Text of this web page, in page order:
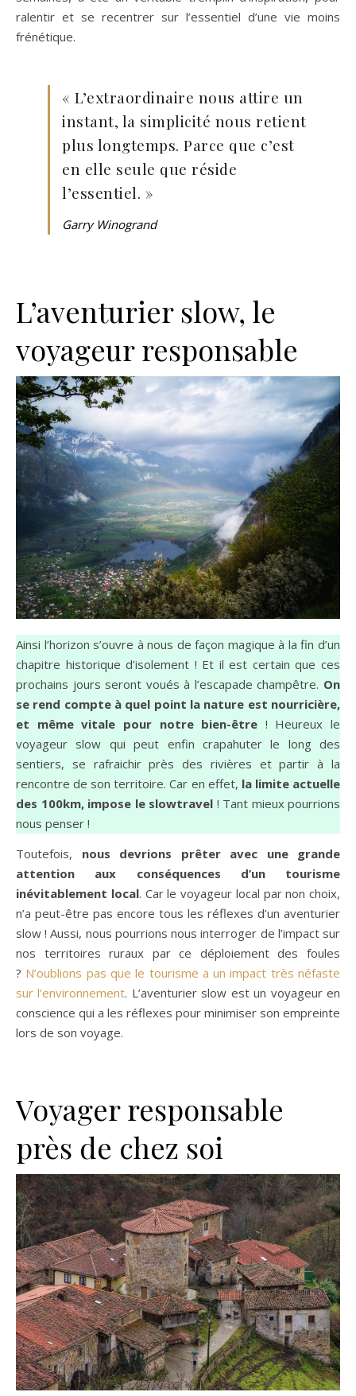
ralentir et se recentrer sur l’essentiel d’une vie moins
frénétique.
« L’extraordinaire nous attire un
instant, la simplicité nous retient
plus longtemps. Parce que c’est
en elle seule que réside
l’essentiel. »
Garry Winogrand
L’aventurier slow, le
voyageur responsable
Ainsi l’horizon s’ouvre à nous de façon magique à la fin d’un
chapitre historique d’isolement ! Et il est certain que ces
prochains jours seront voués à l’escapade champêtre. On
se rend compte à quel point la nature est nourricière,
et même vitale pour notre bien-être ! Heureux le
voyageur slow qui peut enfin crapahuter le long des
sentiers, se rafraichir près des rivières et partir à la
rencontre de son territoire. Car en effet, la limite actuelle
des 100km, impose le slowtravel ! Tant mieux pourrions
nous penser !
Toutefois, nous devrions prêter avec une grande
attention aux conséquences d’un tourisme
inévitablement local. Car le voyageur local par non choix,
n’a peut-être pas encore tous les réflexes d’un aventurier
slow ! Aussi, nous pourrions nous interroger de l’impact sur
nos territoires ruraux par ce déploiement des foules
? N’oublions pas que le tourisme a un impact très néfaste
sur l’environnement. L’aventurier slow est un voyageur en
conscience qui a les réflexes pour minimiser son empreinte
lors de son voyage.
Voyager responsable
près de chez soi